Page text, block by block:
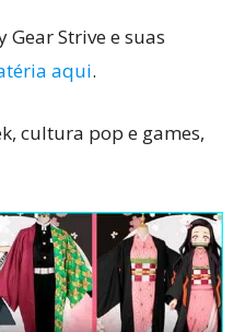
Gear Strive e suas
aqui.
cultura pop e games,